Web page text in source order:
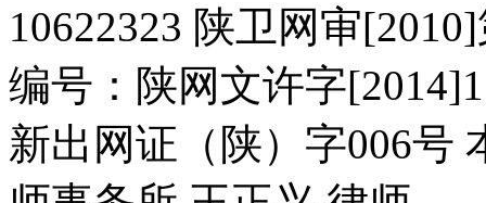
10622323 陕卫网审
编号：陕网文许字
新出网证（陕）字006号